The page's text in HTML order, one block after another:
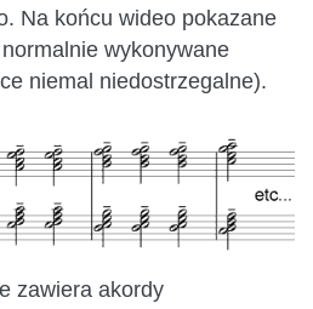
Na końcu wideo pokazane
wykonywane
niemal niedostrzegalne).
zawiera akordy